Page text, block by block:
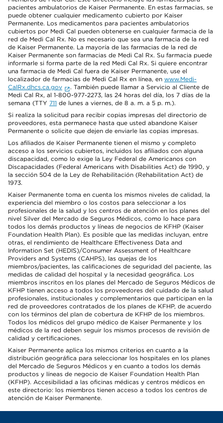
pacientes ambulatorios de Kaiser Permanente. En estas farmacias, se
puede obtener cualquier medicamento cubierto por Kaiser
Permanente. Los medicamentos para pacientes ambulatorios
cubiertos por Medi Cal pueden obtenerse en cualquier farmacia de la
red de Medi Cal Rx. No es necesario que sea una farmacia de la red
de Kaiser Permanente. La mayoría de las farmacias de la red de
Kaiser Permanente son farmacias de Medi Cal Rx. Su farmacia puede
informarle si forma parte de la red Medi Cal Rx. Si quiere encontrar
una farmacia de Medi Cal fuera de Kaiser Permanente, use el
localizador de farmacias de Medi Cal Rx en línea, en www.Medi-
CalRx.dhcs.ca.gov
. También puede llamar a Servicio al Cliente de
Medi Cal Rx, al 1-800-977-2273, las 24 horas del día, los 7 días de la
semana (TTY 711 de lunes a viernes, de 8 a. m. a 5 p. m.).
Si realiza la solicitud para recibir copias impresas del directorio de
proveedores, esta permanece hasta que usted abandone Kaiser
Permanente o solicite que dejen de enviarle las copias impresas.
Los afiliados de Kaiser Permanente tienen el mismo y completo
acceso a los servicios cubiertos, incluidos los afiliados con alguna
discapacidad, como lo exige la Ley Federal de Americanos con
Discapacidades (Federal Americans with Disabilities Act) de 1990, y
la sección 504 de la Ley de Rehabilitación (Rehabilitation Act) de
1973.
Kaiser Permanente toma en cuenta los mismos niveles de calidad, la
experiencia del miembro o los costos para seleccionar a los
profesionales de la salud y los centros de atención en los planes del
nivel Silver del Mercado de Seguros Médicos, como lo hace para
todos los demás productos y líneas de negocios de KFHP (Kaiser
Foundation Health Plan). Es posible que las medidas incluyan, entre
otras, el rendimiento de Healthcare Effectiveness Data and
Information Set (HEDIS)/Consumer Assessment of Healthcare
Providers and Systems (CAHPS), las quejas de los
miembros/pacientes, las calificaciones de seguridad del paciente, las
medidas de calidad del hospital y la necesidad geográfica. Los
miembros inscritos en los planes del Mercado de Seguros Médicos de
KFHP tienen acceso a todos los proveedores del cuidado de la salud
profesionales, institucionales y complementarios que participan en la
red de proveedores contratados de los planes de KFHP, de acuerdo
con los términos del plan de cobertura de KFHP de los miembros.
Todos los médicos del grupo médico de Kaiser Permanente y los
médicos de la red deben seguir los mismos procesos de revisión de
calidad y certificaciones.
Kaiser Permanente aplica los mismos criterios en cuanto a la
distribución geográfica para seleccionar los hospitales en los planes
del Mercado de Seguros Médicos y en cuanto a todos los demás
productos y líneas de negocio de Kaiser Foundation Health Plan
(KFHP). Accesibilidad a las oficinas médicas y centros médicos en
este directorio: los miembros tienen acceso a todos los centros de
atención de Kaiser Permanente.